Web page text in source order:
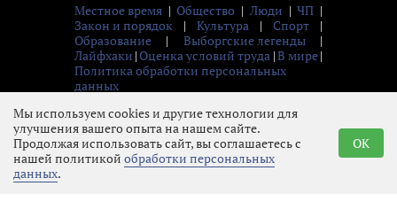
Местное время | Общество | Люди | ЧП |
Закон и порядок
| Культура | Спорт
|
Образование
| Выборгские легенды
|
Лайфхаки |Оценка условий труда |В мире|
Политика обработки персональных
данных
© 2026 Газета «Выборг»
Мы используем cookies и другие технологии для
улучшения вашего опыта на нашем сайте.
Продолжая использовать сайт, вы соглашаетесь с
нашей политикой обработки персональных
данных.
OK